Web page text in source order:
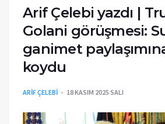
Arif Çelebi yazdı |
Golani görüşmesi:
ganimet
koydu
ARİF ÇELEBİ 18 KASIM 2025 SALI